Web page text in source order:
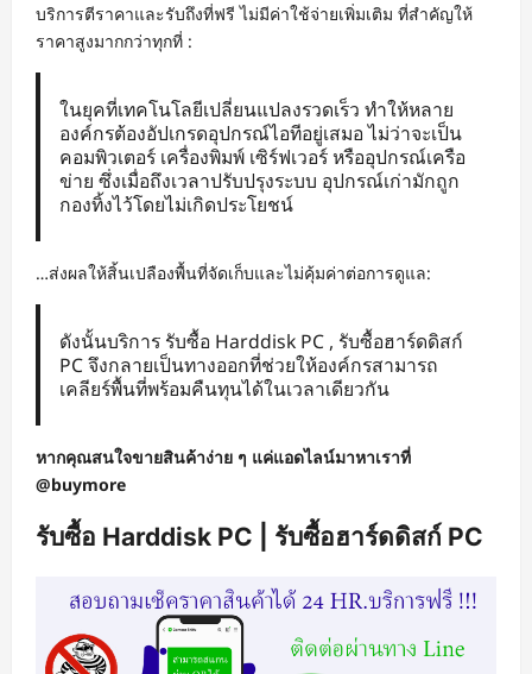
บริการตีราคาและรับถึงที่ฟรี ไม่มีค่าใช้จ่ายเพิ่มเติม ที่สำคัญให้
ราคาสูงมากกว่าทุกที่ :
ในยุคที่เทคโนโลยีเปลี่ยนแปลงรวดเร็ว ทำให้หลาย
องค์กรต้องอัปเกรดอุปกรณ์ไอทีอยู่เสมอ ไม่ว่าจะเป็น
คอมพิวเตอร์ เครื่องพิมพ์ เซิร์ฟเวอร์ หรืออุปกรณ์เครือ
ข่าย ซึ่งเมื่อถึงเวลาปรับปรุงระบบ อุปกรณ์เก่ามักถูก
กองทิ้งไว้โดยไม่เกิดประโยชน์
…ส่งผลให้สิ้นเปลืองพื้นที่จัดเก็บและไม่คุ้มค่าต่อการดูแล:
ดังนั้นบริการ รับซื้อ Harddisk PC , รับซื้อฮาร์ดดิสก์
PC จึงกลายเป็นทางออกที่ช่วยให้องค์กรสามารถ
เคลียร์พื้นที่พร้อมคืนทุนได้ในเวลาเดียวกัน
หากคุณสนใจขายสินค้าง่าย ๆ แค่แอดไลน์มาหาเราที่
@buymore
รับซื้อ Harddisk PC | รับซื้อฮาร์ดดิสก์ PC